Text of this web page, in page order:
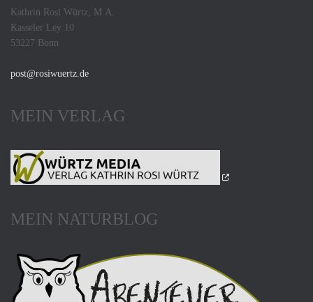
Kathrin Rosi Würtz, M.A.
Kasseler Ley 10
53227 Bonn
post@rosiwuertz.de
MEIN VERLAG
MEIN NATURBLOG